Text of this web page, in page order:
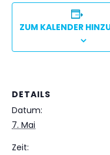
ZUM KALENDER
DETAILS
Datum:
7. Mai
Zeit: